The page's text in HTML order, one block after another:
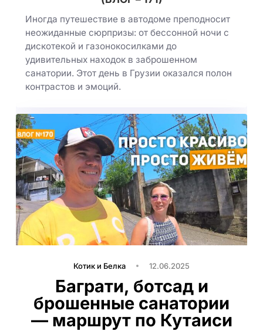
Иногда путешествие в автодоме преподносит
неожиданные сюрпризы: от бессонной ночи с
дискотекой и газонокосилками до
удивительных находок в заброшенном
санатории. Этот день в Грузии оказался полон
контрастов и эмоций.
Котик и Белка 12.06.2025
Баграти, ботсад и
брошенные санатории
— маршрут по Кутаиси